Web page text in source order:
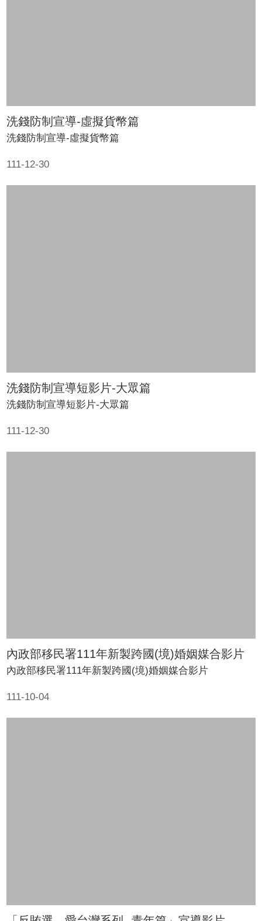
洗錢防制宣導-虛擬貨幣篇
111-12-30
洗錢防制宣導-虛擬貨幣篇
洗錢防制宣導短影片-大眾篇
111-12-30
洗錢防制宣導短影片-大眾篇
內政部移民署111年新製跨國(境)婚姻媒合影片
111-10-04
內政部移民署111年新製跨國(境)婚姻媒合影片